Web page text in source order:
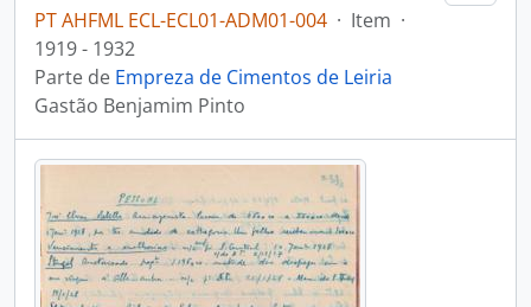
PT AHFML ECL-ECL01-ADM01-004 · Item ·
1919 - 1932
Parte de Empreza de Cimentos de Leiria
Gastão Benjamim Pinto